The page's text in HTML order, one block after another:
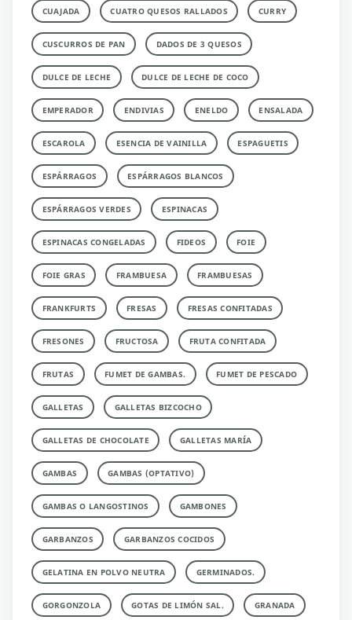
CUAJADA CUATRO QUESOS RALLADOS CURRY
CUSCURROS DE PAN DADOS DE 3 QUESOS
DULCE DE LECHE DULCE DE LECHE DE COCO
EMPERADOR ENDIVIAS ENELDO ENSALADA
ESCAROLA ESENCIA DE VAINILLA ESPAGUETIS
ESPÁRRAGOS ESPÁRRAGOS BLANCOS
ESPÁRRAGOS VERDES ESPINACAS
ESPINACAS CONGELADAS FIDEOS FOIE
FOIE GRAS FRAMBUESA FRAMBUESAS
FRANKFURTS FRESAS FRESAS CONFITADAS
FRESONES FRUCTOSA FRUTA CONFITADA
FRUTAS FUMET DE GAMBAS. FUMET DE PESCADO
GALLETAS GALLETAS BIZCOCHO
GALLETAS DE CHOCOLATE GALLETAS MARÍA
GAMBAS GAMBAS (OPTATIVO)
GAMBAS O LANGOSTINOS GAMBONES
GARBANZOS GARBANZOS COCIDOS
GELATINA EN POLVO NEUTRA GERMINADOS.
GORGONZOLA GOTAS DE LIMÓN SAL. GRANADA